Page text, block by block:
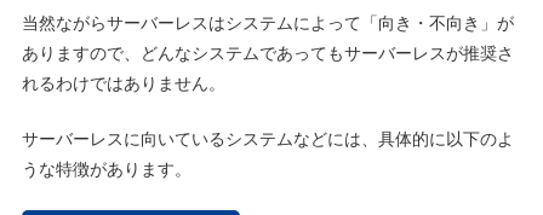
当然ながらサーバーレスはシステムによって「向き・不向き」が
ありますので、どんなシステムであってもサーバーレスが推奨さ
れるわけではありません。
サーバーレスに向いているシステムなどには、具体的に以下のよ
うな特徴があります。